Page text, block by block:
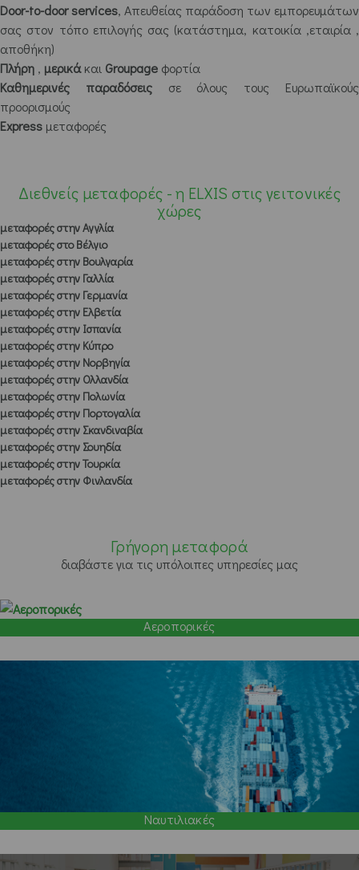
Door-to-door services, Απευθείας παράδοση των εμπορευμάτων
σας στον τόπο επιλογής σας (κατάστημα, κατοικία ,εταιρία ,
αποθήκη)
Πλήρη , μερικάκαι Groupage φορτία
Καθημερινές παραδόσειςσε όλους τους Ευρωπαϊκούς
προορισμούς
Express μεταφορές
Διεθνείς μεταφορές - η ELXIS στις γειτονικές
χώρες
μεταφορές στην Αγγλία
μεταφορές στο Βέλγιο
μεταφορές στην Βουλγαρία
μεταφορές στην Γαλλία
μεταφορές στην Γερμανία
μεταφορές στην Ελβετία
μεταφορές στην Ισπανία
μεταφορές στην Κύπρο
μεταφορές στην Νορβηγία
μεταφορές στην Ολλανδία
μεταφορές στην Πολωνία
μεταφορές στην Πορτογαλία
μεταφορές στην Σκανδιναβία
μεταφορές στην Σουηδία
μεταφορές στην Τουρκία
μεταφορές στην Φινλανδία
Γρήγορη μεταφορά
διαβάστε για τις υπόλοιπες υπηρεσίες μας
Αεροπορικές
Ναυτιλιακές